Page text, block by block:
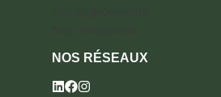
NOS RÉSEAUX